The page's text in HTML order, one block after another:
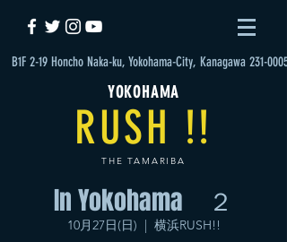
B1F 2-19 Honcho Naka-ku, Yokohama-City, Kanagawa 231-0005
YOKOHAMA
RUSH !!
THE TAMARIBA
In Yokohama ２
10月27日(日)
  |
横浜RUSH!!